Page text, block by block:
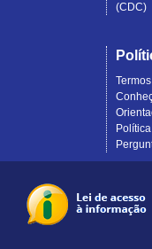
(CDC)